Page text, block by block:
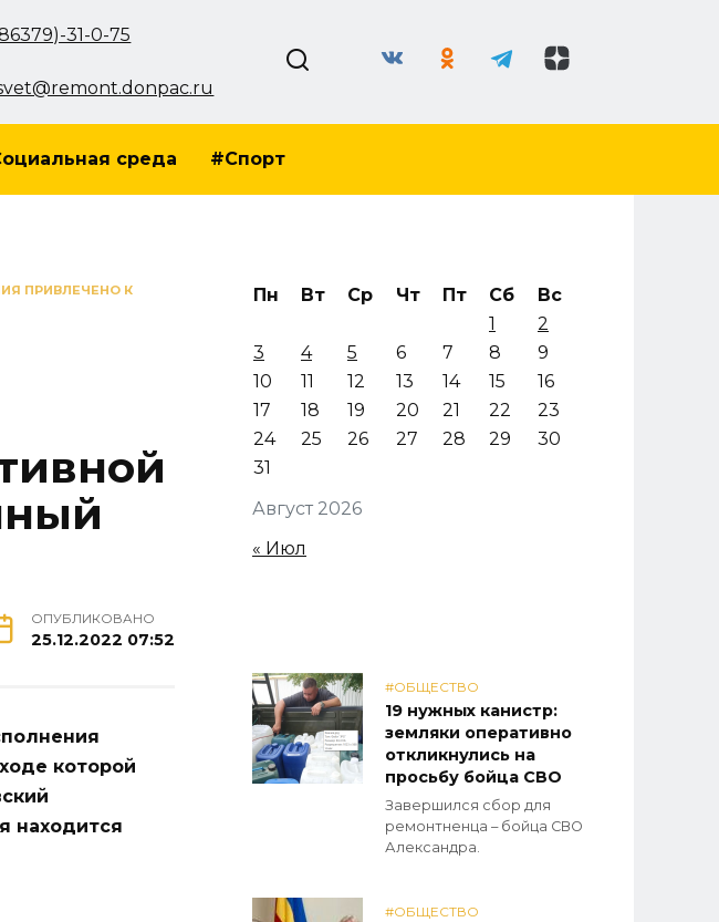
31-0-75
среда #Спорт
ПРИВЛЕЧЕНО К
ОПУБЛИКОВАНО
25.12.2022 07:52
которой
находится
Август 2026
Пн Вт Ср Чт Пт Сб
Вс
1
2
3
4 5 6 7 8
9
10
11 12 13 14 15
16
17
18 19 20 21 22
23
24
25 26 27 28 29
30
31
« Июл
#ОБЩЕСТВО
19 нужных канистр:
земляки оперативно
откликнулись на
просьбу бойца СВО
Завершился сбор для
ремонтненца – бойца СВО
Александра.
#ОБЩЕСТВО